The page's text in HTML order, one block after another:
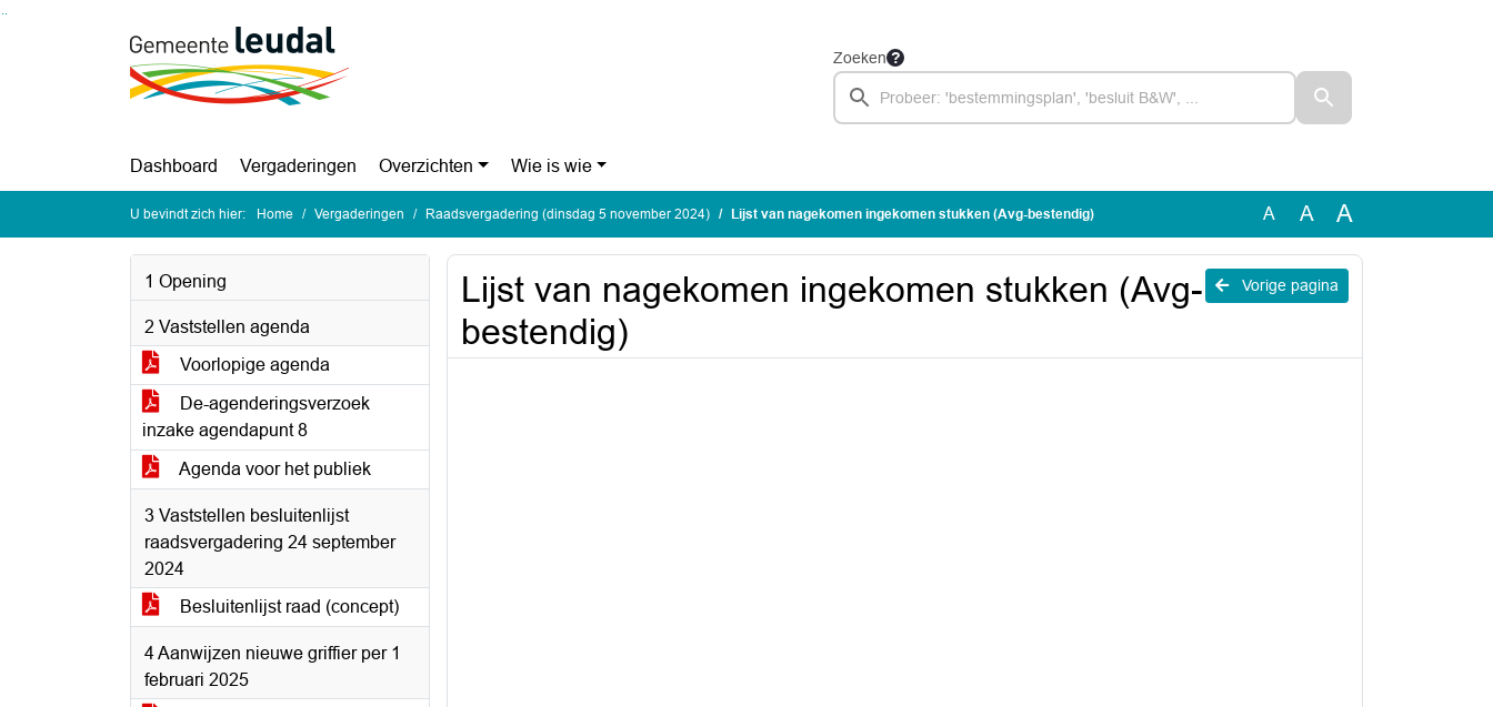
Ga naar de inhoud van deze pagina
Zoeken
Dashboard Vergaderingen Overzichten Wie is wie
U bevindt zich hier: Home Vergaderingen Raadsvergadering (dinsdag 5 november 2024) Lijst van nagekomen ingekomen stukken (Avg-bestendig) A A A
1 Opening
2 Vaststellen agenda
Voorlopige agenda
De-agenderingsverzoek
inzake agendapunt 8
Agenda voor het publiek
3 Vaststellen besluitenlijst
raadsvergadering 24 september
2024
Besluitenlijst raad (concept)
4 Aanwijzen nieuwe griffier per 1
februari 2025
Vorige pagina
Lijst van nagekomen ingekomen stukken (Avg-
bestendig)